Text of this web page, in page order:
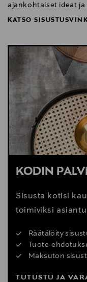
ajankohtaiset ideat
KATSO
KATSO
KODIN
Sisusta kotisi
toimiviksi
Räätälöity
Tuote-
Maksuton
TUTUSTU JA